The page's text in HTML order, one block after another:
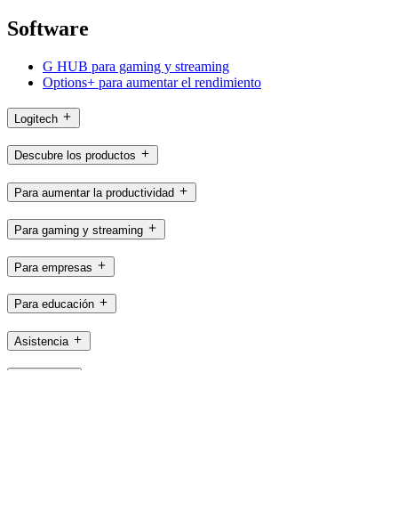
Software
G HUB para gaming y streaming
Options+ para aumentar el rendimiento
Logitech
Descubre los productos
Para aumentar la productividad
Para gaming y streaming
Para empresas
Para educación
Asistencia